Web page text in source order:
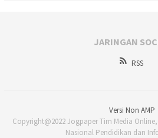
JARINGAN
RSS
Versi Non AMP
Copyright@2022 Jogpaper Tim Media
Nasional Pendidikan dan